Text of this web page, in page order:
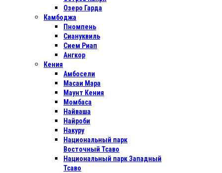
Озеро Гарда
Камбоджа
Пномпень
Сиануквиль
Сием Риап
Ангкор
Кения
Амбосели
Масаи Мара
Маунт Кения
Момбаса
Найваша
Найроби
Накуру
Национальный парк
Восточный Тсаво
Национальный парк Западный
Тсаво